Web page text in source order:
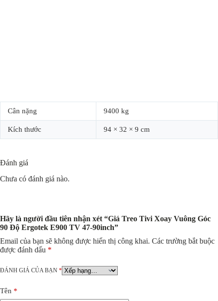
Cân nặng 9400 kg
Kích thước 94 × 32 × 9 cm
Đánh giá
Chưa có đánh giá nào.
Hãy là người đầu tiên nhận xét “Giá Treo Tivi Xoay Vuông Góc
90 Độ Ergotek E900 TV 47-90inch”
Email của bạn sẽ không được hiển thị công khai. Các trường bắt buộc
được đánh dấu *
ĐÁNH GIÁ CỦA BẠN *
Tên *